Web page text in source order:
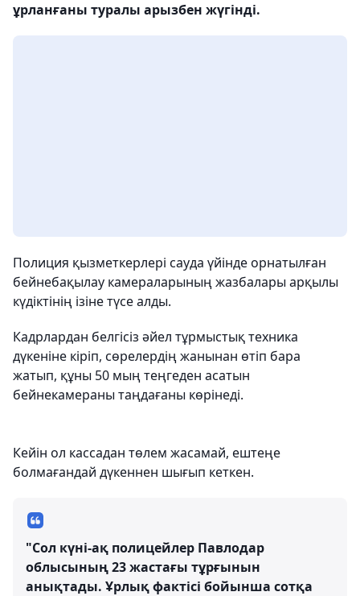
ұрланғаны туралы арызбен жүгінді.
Полиция қызметкерлері сауда үйінде орнатылған
бейнебақылау камераларының жазбалары арқылы
күдіктінің ізіне түсе алды.
Кадрлардан белгісіз әйел тұрмыстық техника
дүкеніне кіріп, сөрелердің жанынан өтіп бара
жатып, құны 50 мың теңгеден асатын
бейнекамераны таңдағаны көрінеді.
Кейін ол кассадан төлем жасамай, ештеңе
болмағандай дүкеннен шығып кеткен.
"Сол күні-ақ полицейлер Павлодар
облысының 23 жастағы тұрғынын
анықтады. Ұрлық фактісі бойынша сотқа